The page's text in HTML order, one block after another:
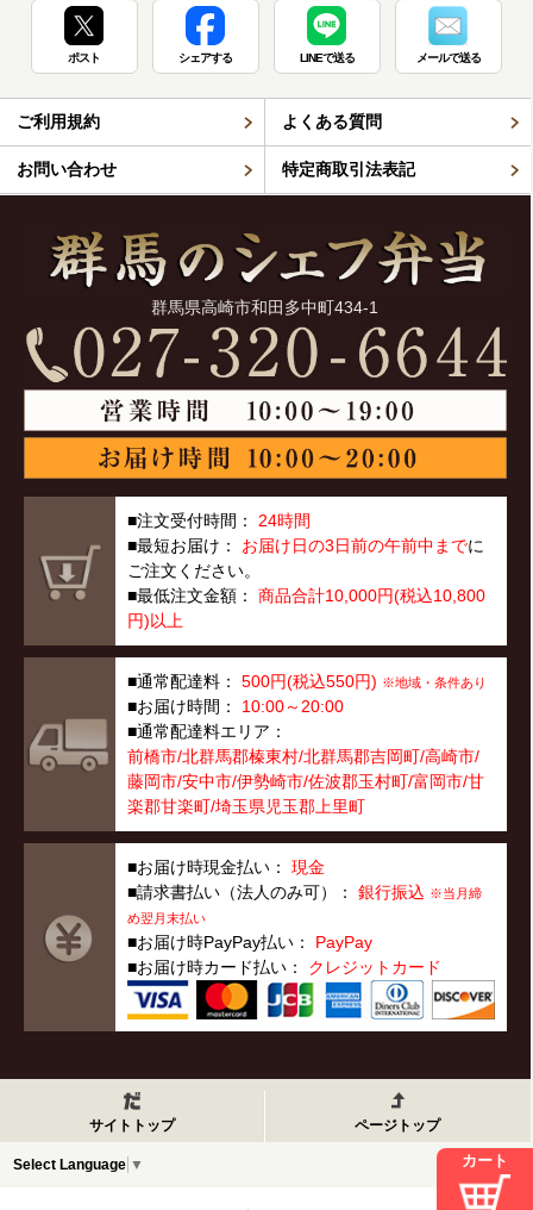
ポスト シェアする LINEで送る メールで送る
ご利用規約 よくある質問
お問い合わせ 特定商取引法表記
群馬県高崎市和田多中町434-1
■注文受付時間：24時間
■最短お届け： お届け日の3日前の午前中までに
ご注文ください。
■最低注文金額：商品合計10,000円(税込10,800
円)以上
■通常配達料：500円(税込550円) ※地域・条件あり
■お届け時間： 10:00～20:00
■通常配達料エリア：
前橋市/北群馬郡榛東村/北群馬郡吉岡町/高崎市/
藤岡市/安中市/伊勢崎市/佐波郡玉村町/富岡市/甘
楽郡甘楽町/埼玉県児玉郡上里町
■お届け時現金払い：現金
■請求書払い（法人のみ可）：銀行振込 ※当月締
め翌月末払い
■お届け時PayPay払い： PayPay
■お届け時カード払い： クレジットカード
サイトトップ ページトップ
Select Language ▼ カート